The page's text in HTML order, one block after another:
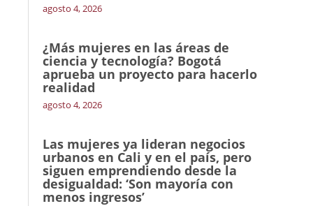
agosto 4, 2026
¿Más mujeres en las áreas de
ciencia y tecnología? Bogotá
aprueba un proyecto para hacerlo
realidad
agosto 4, 2026
Las mujeres ya lideran negocios
urbanos en Cali y en el país, pero
siguen emprendiendo desde la
desigualdad: ‘Son mayoría con
menos ingresos’